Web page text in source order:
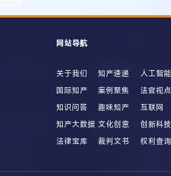
网站导航
关于我们 知产速递 人工智能
国际知产
案例聚焦 法官视点
知识问答
趣味知产 互联网
知产大数据 文化创意 创新科技
法律宝库
裁判文书 权利查询